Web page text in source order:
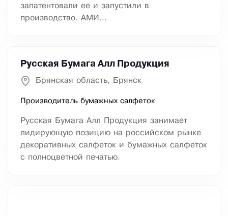
запатентовали ее и запустили в
производство. АМИ...
Русская Бумага Алл Продукция
Брянская область, Брянск
Производитель бумажных салфеток
Русская Бумага Алл Продукция занимает
лидирующую позицию на российском рынке
декоративных салфеток и бумажных салфеток
с полноцветной печатью.